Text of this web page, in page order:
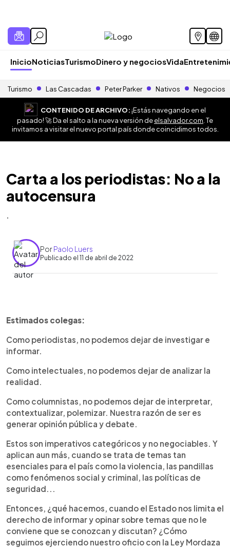
InicioNoticiasTurismoDinero y negociosVida
Turismo Las Cascadas Peter Parker Nativos Negocios
CONTENIDO DE ARCHIVO:¡Estás navegando en el
pasado! 🚀 Da el salto a la nueva versión deelsalvador.com . Te
invitamos a visitar el nuevo portal país donde coincidimos todos.
Carta a los periodistas: No a la
autocensura
.
PorPaolo Luers
Publicado el 11 de abril de 2022
► Escuchar artículo
Estimados colegas:
Como periodistas, no podemos dejar de investigar e
informar.
Como intelectuales, no podemos dejar de analizar la
realidad.
Como columnistas, no podemos dejar de interpretar,
contextualizar, polemizar. Nuestra razón de ser es
generar opinión pública y debate.
Estos son imperativos categóricos y no negociables. Y
aplican aun más, cuando se trata de temas tan
esenciales para el país como la violencia, las pandillas
como fenómenos social y criminal, las políticas de
seguridad...
Entonces, ¿qué hacemos, cuando el Estado nos limita el
derecho de informar y opinar sobre temas que no le
conviene que se conozcan y discutan? ¿Cómo
seguimos ejerciendo nuestro oficio con la Ley Mordaza